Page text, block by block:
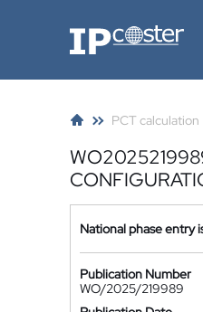
IP-Coster
PCT calculation
National phase entry
Publication Number
WO/2025/219989